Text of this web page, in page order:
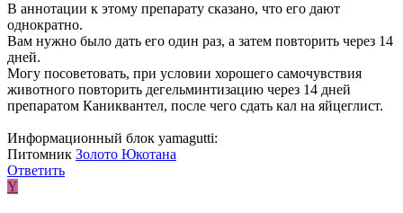
В аннотации к этому препарату сказано, что его дают
однократно.
Вам нужно было дать его один раз, а затем повторить через 14
дней.
Могу посоветовать, при условии хорошего самочувствия
животного повторить дегельминтизацию через 14 дней
препаратом Каниквантел, после чего сдать кал на яйцеглист.
Информационный блок yamagutti:
Питомник Золото Юкотана
Ответить
Y